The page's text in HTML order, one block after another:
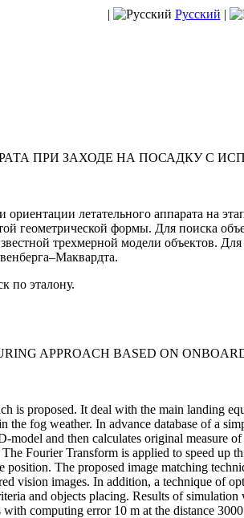
| Русский |
ПРИ ЗАХОДЕ НА ПОСАДКУ С
ориентации летательного аппарата на
геометрической формы. Для поиска
трехмерной модели объектов.
по эталону.
APPROACH BASED ON
is proposed. It deal with the main landing
fog weather. In advance database of a
model and then calculates original measure
Fourier Transform is applied to speed up
The proposed image matching
vision images. In addition, a technique of
and objects placing. Results of
computing error 10 m at the distance